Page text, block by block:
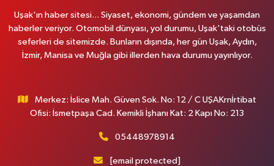
Uşak'ın haber sitesi... Siyaset, ekonomi, gündem ve yaşamdan
haberler veriyor. Otomobil dünyası, yol durumu, Uşak'taki otobüs
seferleri de sitemizde. Bunların dışında, her gün Uşak, Aydın,
İzmir, Manisa ve Muğla gibi illerden hava durumu yayınlıyor.
Merkez: İslice Mah. Güven Sok. No: 12 / C UŞAKrnİrtibat
Ofisi: İsmetpaşa Cad. Kemikli İşhanı Kat: 2 Kapı No: 213
05448978914
[email protected]